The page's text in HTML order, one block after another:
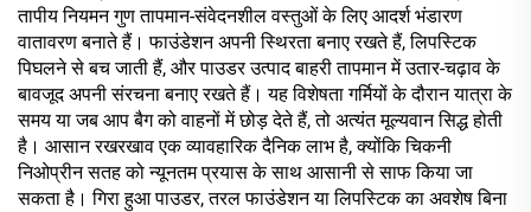
तापीय नियमन गुण तापमान-संवेदनशील वस्तुओं के लिए आदर्श भंडारण
वातावरण बनाते हैं। फाउंडेशन अपनी स्थिरता बनाए रखते हैं, लिपस्टिक
पिघलने से बच जाती हैं, और पाउडर उत्पाद बाहरी तापमान में उतार-चढ़ाव के
बावजूद अपनी संरचना बनाए रखते हैं। यह विशेषता गर्मियों के दौरान यात्रा के
समय या जब आप बैग को वाहनों में छोड़ देते हैं, तो अत्यंत मूल्यवान सिद्ध होती
है। आसान रखरखाव एक व्यावहारिक दैनिक लाभ है, क्योंकि चिकनी
निओप्रीन सतह को न्यूनतम प्रयास के साथ आसानी से साफ किया जा
सकता है। गिरा हुआ पाउडर, तरल फाउंडेशन या लिपस्टिक का अवशेष बिना